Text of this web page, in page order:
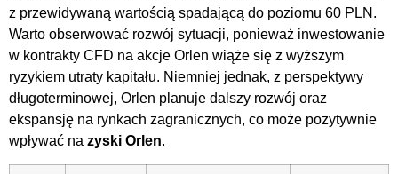
z przewidywaną wartością spadającą do poziomu 60 PLN.
Warto obserwować rozwój sytuacji, ponieważ inwestowanie
w kontrakty CFD na akcje Orlen wiąże się z wyższym
ryzykiem utraty kapitału. Niemniej jednak, z perspektywy
długoterminowej, Orlen planuje dalszy rozwój oraz
ekspansję na rynkach zagranicznych, co może pozytywnie
wpływać na zyski Orlen.